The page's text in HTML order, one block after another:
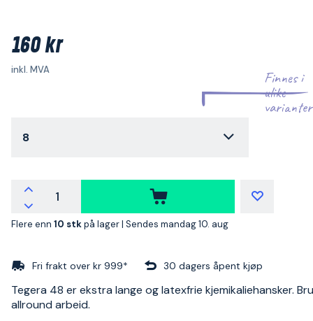
160 kr
inkl. MVA
Finnes i
ulike
varianter
8
Flere enn 10 stkpå lager | Sendes mandag 10. aug
Fri frakt over kr 999* 30 dagers åpent kjøp
Tegera 48 er ekstra lange og latexfrie kjemikaliehansker.
allround arbeid.